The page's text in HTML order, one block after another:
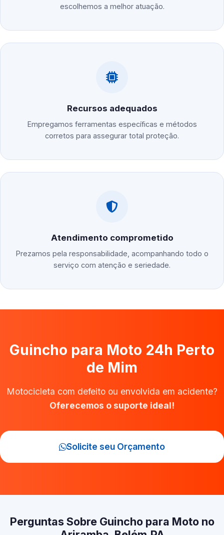
escolhemos a melhor atuação.
Recursos adequados
Empregamos ferramentas específicas e métodos
corretos para assegurar total proteção.
Atendimento comprometido
Prezamos pela responsabilidade, acompanhando todo o
serviço com atenção e seriedade.
Guincho para Moto 24h Perto
de Mim
Motocicleta com defeito ou envolvida em acidente?
Oferecemos o suporte ideal!
Solicite seu Orçamento
Perguntas Sobre Guincho para Moto no